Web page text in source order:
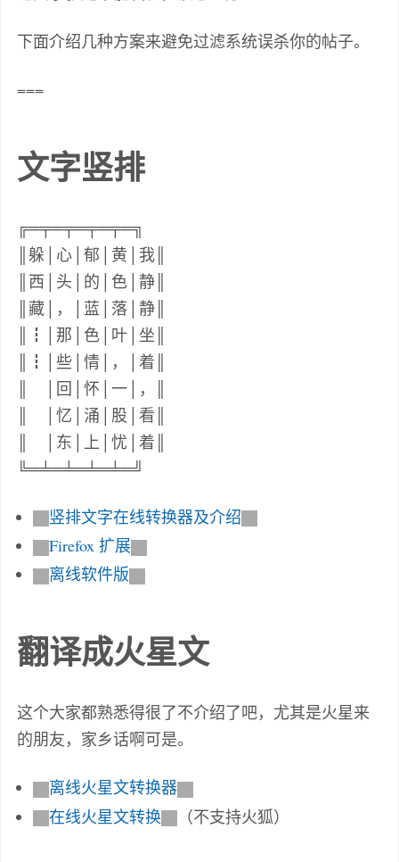
下面介绍几种方案来避免过滤系统误杀你的帖子。
===
文字竖排
╔═╤═╤═╤═╤═╗
║躲│心│郁│黄│我║
║西│头│的│色│静║
║藏│，│蓝│落│静║
║┇│那│色│叶│坐║
║┇│些│情│，│着║
║ │回│怀│一│，║
║ │忆│涌│股│看║
║ │东│上│忧│着║
╚═╧═╧═╧═╧═╝
竖排文字在线转换器及介绍
Firefox 扩展
离线软件版
翻译成火星文
这个大家都熟悉得很了不介绍了吧，尤其是火星来
的朋友，家乡话啊可是。
离线火星文转换器
在线火星文转换
（不支持火狐）